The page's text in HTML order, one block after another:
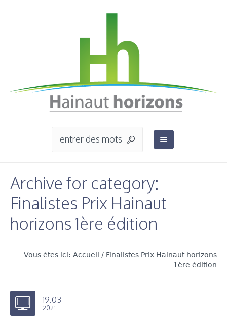
Archive for category:
Finalistes Prix Hainaut
horizons 1ère édition
Vous êtes ici: Accueil / Finalistes Prix Hainaut horizons
1ère édition
19.03
2021